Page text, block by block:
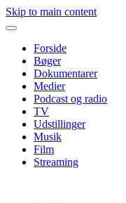
Skip to main content
Forside
Bøger
Dokumentarer
Medier
Podcast og radio
TV
Udstillinger
Musik
Film
Streaming